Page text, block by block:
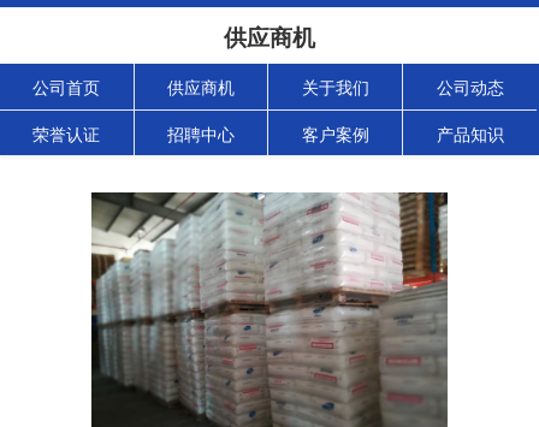
供应商机
公司首页 供应商机 关于我们 公司动态
荣誉认证 招聘中心 客户案例 产品知识